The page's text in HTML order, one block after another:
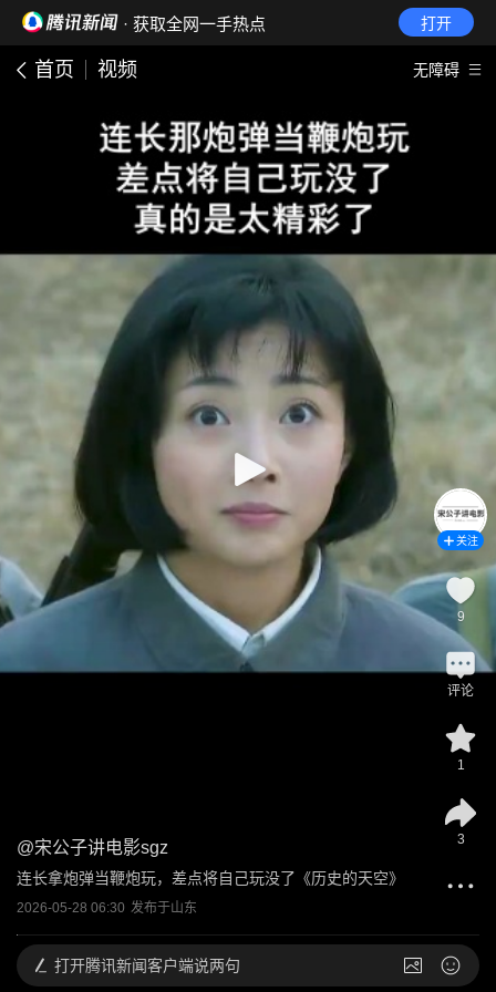
· 获取全网一手热点 打开
首页 视频 无障碍
@宋公子讲电影sgz
连长拿炮弹当鞭炮玩，差点将自己玩没了《历史的天空》
2026-05-28 06:30 发布于山东
关注
9
评论
1
3
打开腾讯新闻客户端说两句